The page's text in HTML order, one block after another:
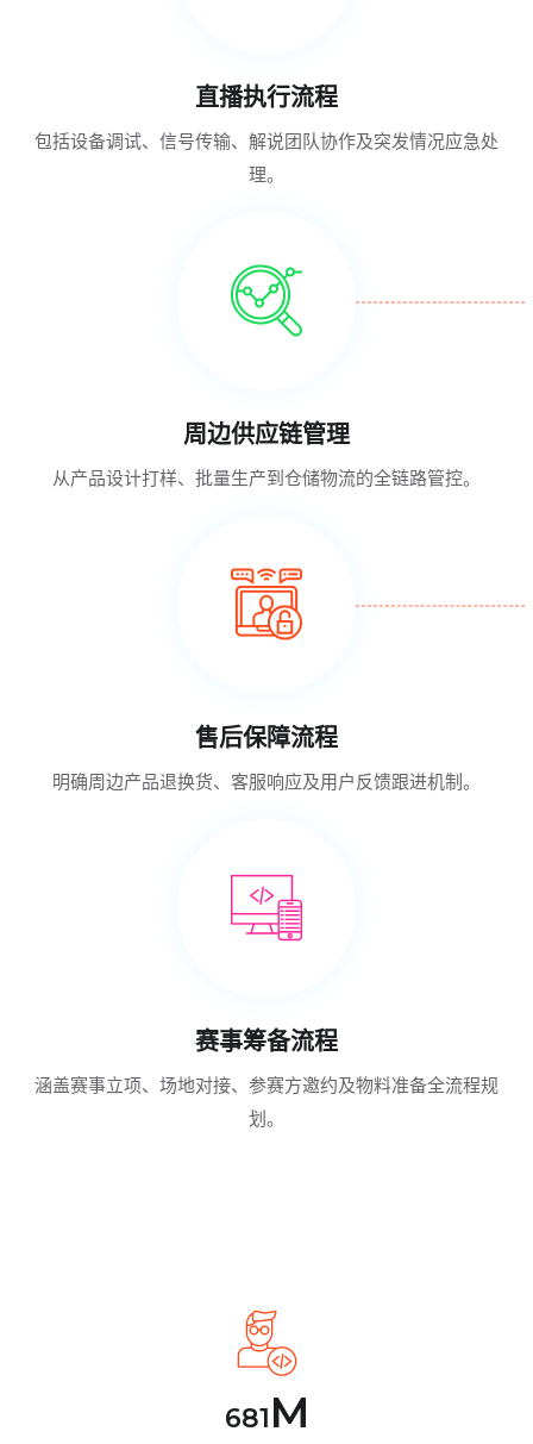
直播执行流程
包括设备调试、信号传输、解说团队协作及突发情况应急处
理。
周边供应链管理
从产品设计打样、批量生产到仓储物流的全链路管控。
售后保障流程
明确周边产品退换货、客服响应及用户反馈跟进机制。
赛事筹备流程
涵盖赛事立项、场地对接、参赛方邀约及物料准备全流程规
划。
681M